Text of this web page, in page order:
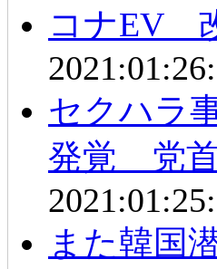
コナEV
セクハラ
発覚 党首
また韓国